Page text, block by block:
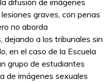
graves, con penas
no aborda
a los tribunales sin
en el caso de la Escuela
grupo de estudiantes
de imágenes sexuales